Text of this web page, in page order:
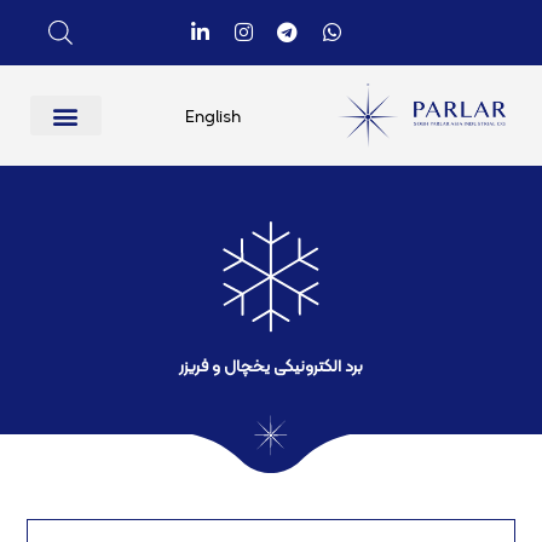
English
برد الکترونیکی یخچال و فریزر​